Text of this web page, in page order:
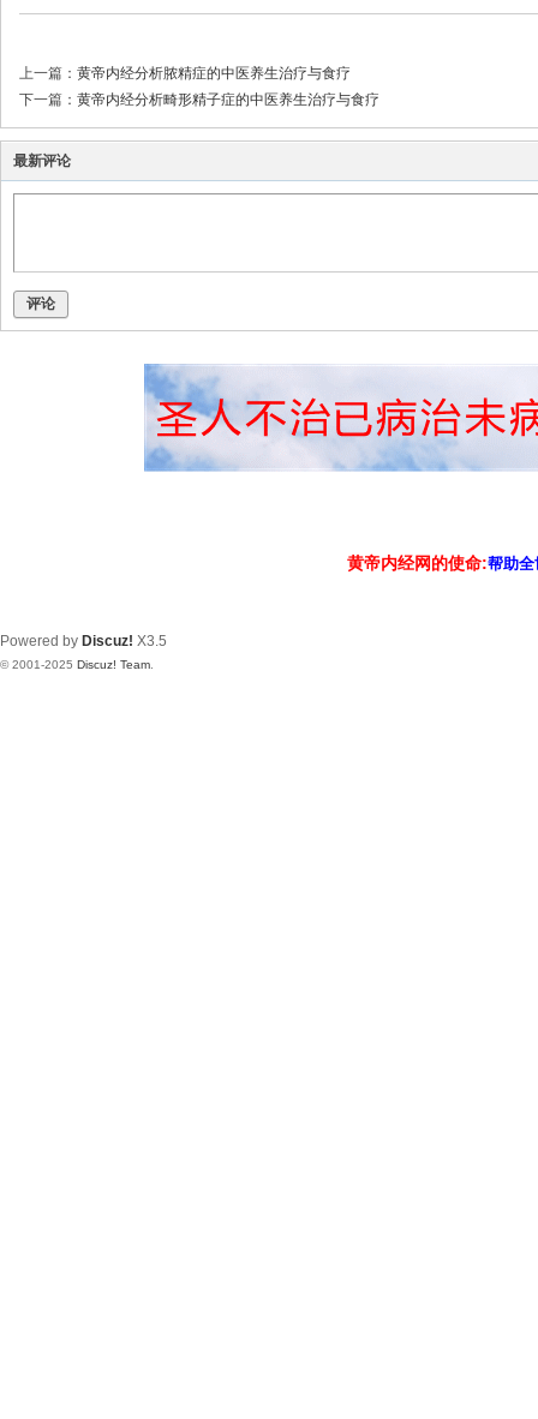
上一篇： 黄帝内经分析脓精症的中医养生治疗与食疗
下一篇： 黄帝内经分析畸形精子症的中医养生治疗与食疗
最新评论
评论
黄帝内经网的使命:帮助
Powered by Discuz! X3.5
© 2001-2025 Discuz! Team